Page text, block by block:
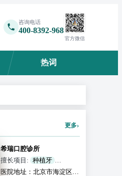
咨询电话
400-8392-968
官方微信
热词
更多›
希瑞口腔诊所
擅长项目: 种植牙
牙齿矫正
龋齿
医院地址：北京市海淀区远